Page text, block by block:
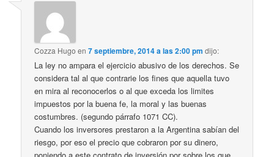
Cozza Hugo en7 septiembre, 2014 a las 2:00 pm dijo:
La ley no ampara el ejercicio abusivo de los derechos. Se
considera tal al que contrarie los fines que aquella tuvo
en mira al reconocerlos o al que exceda los limites
impuestos por la buena fe, la moral y las buenas
costumbres. (segundo párrafo 1071 CC).
Cuando los inversores prestaron a la Argentina sabían del
riesgo, por eso el precio que cobraron por su dinero,